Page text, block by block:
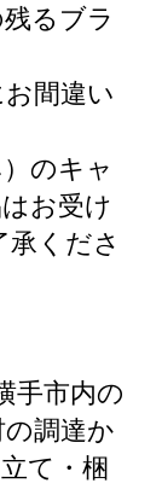
るブラ
間違い
のキャ
お受け
くださ
手市内の
調達か
て・梱